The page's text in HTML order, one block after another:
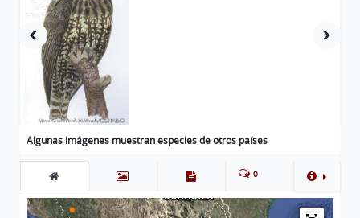
Algunas imágenes muestran especies de otros países
0